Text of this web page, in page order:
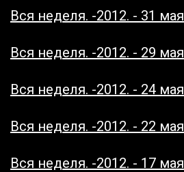
Вся неделя. -2012. - 31 мая
Вся неделя. -2012. - 29 мая
Вся неделя. -2012. - 24 мая
Вся неделя. -2012. - 22 мая
Вся неделя. -2012. - 17 мая